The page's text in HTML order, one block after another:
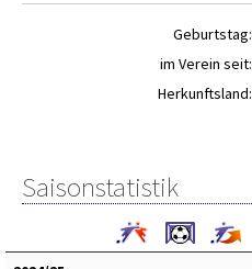
Geburtstag:
im Verein seit:
Herkunftsland:
Saisonstatistik